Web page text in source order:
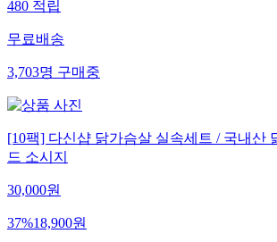
480적립
무료배송
3,703명구매중
[10팩] 다신샵 닭가슴살 실속세트 / 국내산
드 소시지
30,000원
37%18,900원